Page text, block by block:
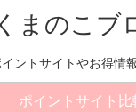
くまのこブ
ントサイトやお得情
ポイントサイト比